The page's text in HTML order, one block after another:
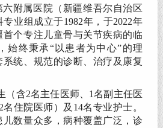
六附属医院（新疆维吾尔自治区
业组成立于1982年，于2022年
个专注儿童骨与关节疾病的临
始终秉承“以患者为中心”的理
统、规范的诊断、治疗及康复
（含2名主任医师、1名副主任医
住院医师）及14名专业护士。
儿数量众多，病种覆盖广泛，诊